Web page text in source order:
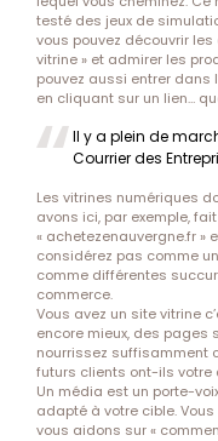
testé des jeux de
vous pouvez découvrir
vitrine » et admirer les
pouvez aussi entrer dans
en cliquant sur un lien…
Il y a plein de
Courrier des
Les vitrines numériques
avons ici, par exemple,
« achetezenauvergne.fr »
considérez pas comme
comme différentes
commerce.
Vous avez un site vitrine
encore mieux, des pages
nourrissez suffisamment
futurs clients ont-ils votre
Un média est un porte-
adapté à votre cible.
vous aidons sur «